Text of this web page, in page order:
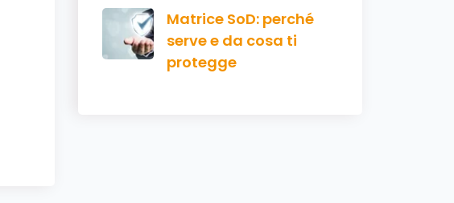
Matrice SoD: perché
serve e da cosa ti
protegge